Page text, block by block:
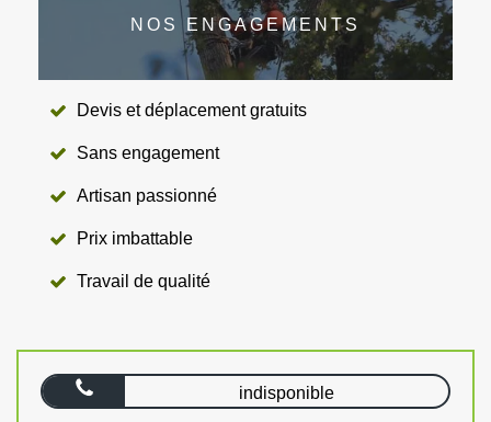
NOS ENGAGEMENTS
Devis et déplacement gratuits
Sans engagement
Artisan passionné
Prix imbattable
Travail de qualité
indisponible